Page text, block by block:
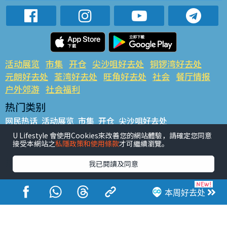
本周好去处
活动展览 市集 开仓 尖沙咀好去处 铜锣湾好去处
元朗好去处 荃湾好去处 旺角好去处 社会 餐厅情报
户外郊游 社会福利
热门类别
网民热话 活动展览 市集 开仓 尖沙咀好去处
铜锣湾好去处 元朗好去处 荃湾好去处 旺角好去处 社会
餐厅情报 户外郊游
热门标签
#UGO揾好去处 #人气活动推介 #美食社群热话
#亲子玩乐好去处
#ULifestyle应用程式
#限时抢
#UJetso礼物放送
#ULifestyle商户中心 #著数 #网络热话
U Lifestyle 會使用Cookies來改善您的網站體驗，請確定您同意
接受本網站之私隱政策和使用條款才可繼續瀏覽。
我已閱讀及同意